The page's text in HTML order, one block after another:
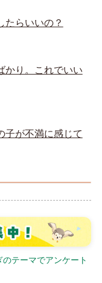
たらいいの？
かり。これでいい
子が不満に感じて
テーマでアンケート